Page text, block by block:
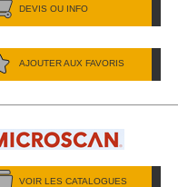
DEVIS OU INFO
AJOUTER AUX FAVORIS
VOIR LES CATALOGUES